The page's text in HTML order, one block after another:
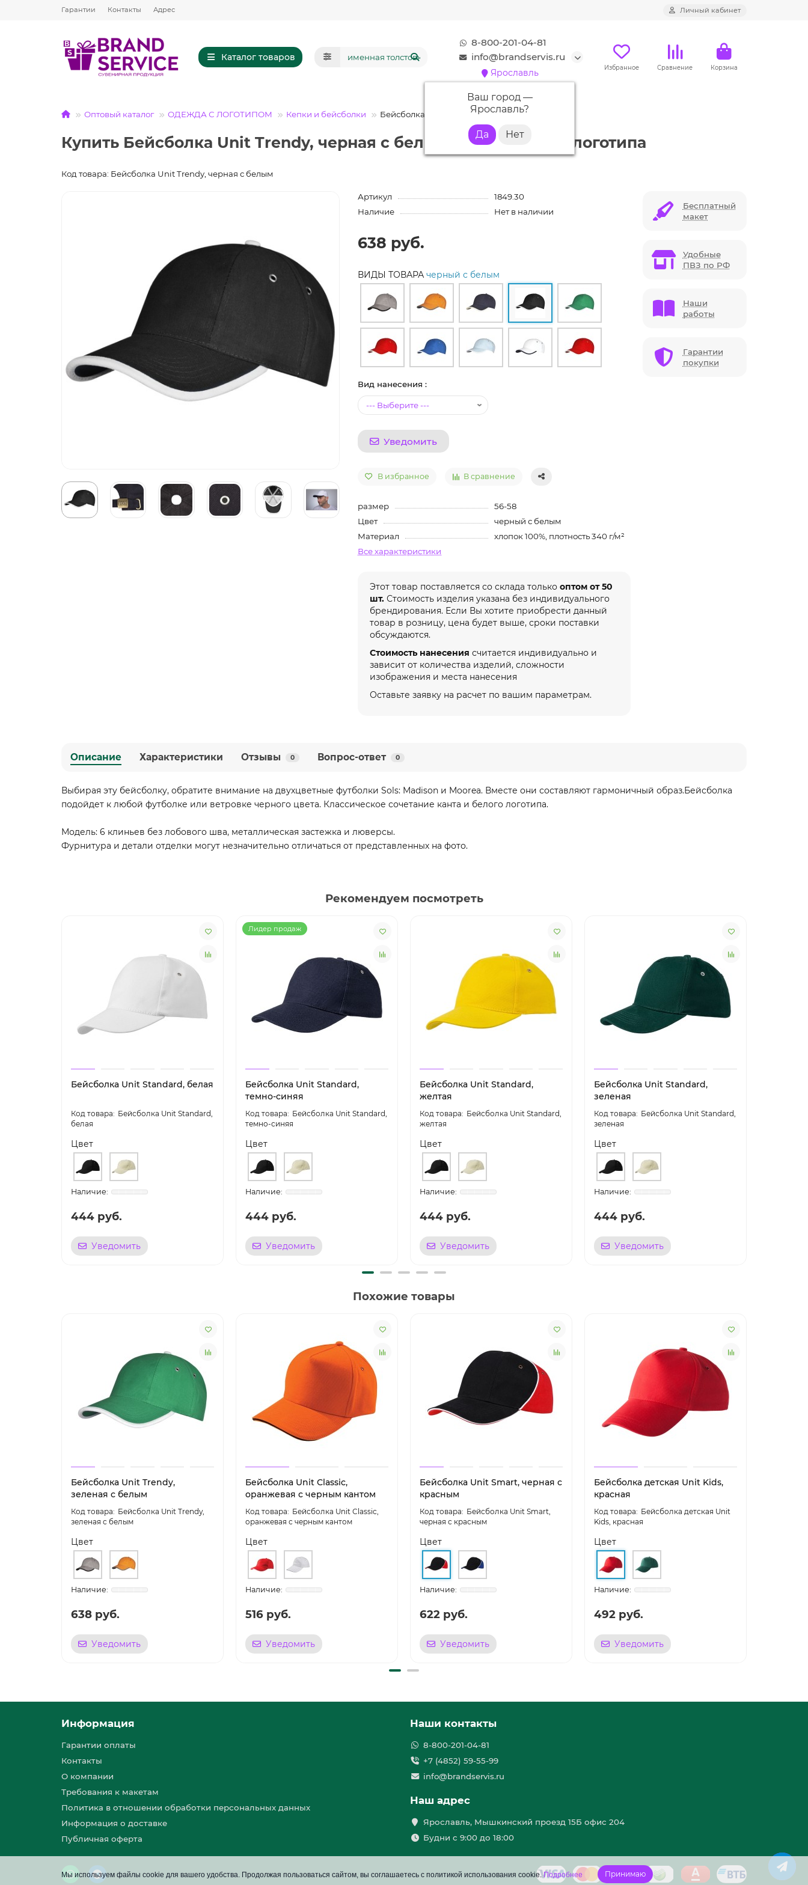
Гарантии Контакты Адрес Личный кабинет
Каталог товаров
8-800-201-04-81
info@brandservis.ru
Ярославль
Ваш город —
Ярославль?
Избранное Сравнение Корзина
Оптовый каталог ОДЕЖДА С ЛОГОТИПОМ Кепки и бейсболки Бейсболка Unit Trendy, черная с белым
Купить Бейсболка Unit Trendy, черная с белым с нанесением логотипа
Код товара: Бейсболка Unit Trendy, черная с белым
Артикул
1849.30
Наличие
Нет в наличии
638 руб.
ВИДЫ ТОВАРАчерный с белым
Вид нанесения :
Уведомить
В избранное В сравнение
размер
56-58
Цвет
черный с белым
Материал
хлопок 100%, плотность 340 г/м²
Все характеристики
Этот товар поставляется со склада толькооптом от 50
шт. Стоимость изделия указана без индивидуального
брендирования. Если Вы хотите приобрести данный
товар в розницу, цена будет выше, сроки поставки
обсуждаются.
Стоимость нанесения считается индивидуально и
зависит от количества изделий, сложности
изображения и места нанесения
Оставьте заявку на расчет по вашим параметрам.
Бесплатный
макет
Удобные
ПВЗ по РФ
Наши
работы
Гарантии
покупки
Описание Характеристики Отзывы 0 Вопрос-ответ 0
Выбирая эту бейсболку, обратите внимание на двухцветные футболки Sols: Madison и Moorea. Вместе они составляют гармоничный образ.Бейсболка
подойдет к любой футболке или ветровке черного цвета. Классическое сочетание канта и белого логотипа.
Модель: 6 клиньев без лобового шва, металлическая застежка и люверсы.
Фурнитура и детали отделки могут незначительно отличаться от представленных на фото.
Рекомендуем посмотреть
Бейсболка Unit Standard, белая
Бейсболка Unit Standard,
белая
Цвет
444 руб.
Уведомить
Лидер продаж
Бейсболка Unit Standard,
темно-синяя
Бейсболка Unit Standard,
темно-синяя
Цвет
444 руб.
Уведомить
Бейсболка Unit Standard,
желтая
Бейсболка Unit Standard,
желтая
Цвет
444 руб.
Уведомить
Бейсболка Unit Standard,
зеленая
Бейсболка Unit Standard,
зеленая
Цвет
444 руб.
Уведомить
Похожие товары
Бейсболка Unit Trendy,
зеленая с белым
Бейсболка Unit Trendy,
зеленая с белым
Цвет
638 руб.
Уведомить
Бейсболка Unit Сlassic,
оранжевая с черным кантом
Бейсболка Unit Сlassic,
оранжевая с черным кантом
Цвет
516 руб.
Уведомить
Бейсболка Unit Smart, черная с
красным
Бейсболка Unit Smart,
черная с красным
Цвет
622 руб.
Уведомить
Бейсболка детская Unit Kids,
красная
Бейсболка детская Unit
Kids, красная
Цвет
492 руб.
Уведомить
Мы используем файлы cookie для вашего удобства. Продолжая пользоваться сайтом, вы соглашаетесь с политикой использования cookie.Подробнее Принимаю
Информация
Гарантии оплаты
Контакты
О компании
Требования к макетам
Политика в отношении обработки персональных данных
Информация о доставке
Публичная оферта
Наши контакты
8-800-201-04-81
+7 (4852) 59-55-99
info@brandservis.ru
Наш адрес
Ярославль, Мышкинский проезд 15Б офис 204
Будни с 9:00 до 18:00